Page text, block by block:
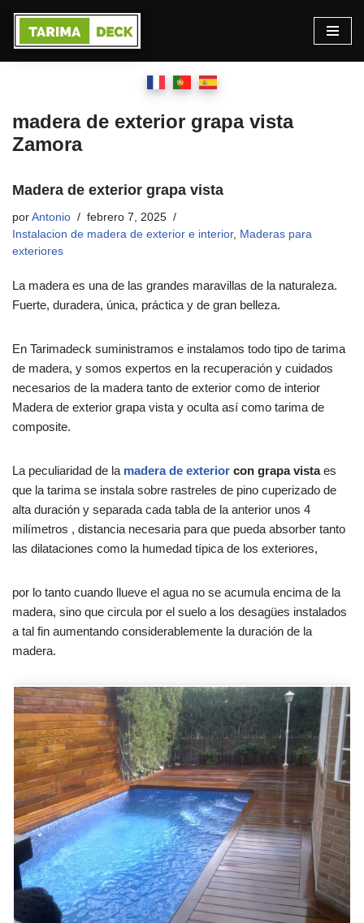
Saltar
al
madera de exterior grapa vista
Zamora
Madera de exterior grapa vista
por Antonio
febrero 7, 2025
Instalacion de madera de exterior e interior, Maderas para
exteriores
La madera es una de las grandes maravillas de la naturaleza.
Fuerte, duradera, única, práctica y de gran belleza.
En Tarimadeck suministramos e instalamos todo tipo de tarima
de madera, y somos expertos en la recuperación y cuidados
necesarios de la madera tanto de exterior como de interior
Madera de exterior grapa vista y oculta así como tarima de
composite.
La peculiaridad de la madera de exterior con grapa vistaes
que la tarima se instala sobre rastreles de pino cuperizado de
alta duración y separada cada tabla de la anterior unos 4
milímetros , distancia necesaria para que pueda absorber tanto
las dilataciones como la humedad típica de los exteriores,
por lo tanto cuando llueve el agua no se acumula encima de la
madera, sino que circula por el suelo a los desagües instalados
a tal fin aumentando considerablemente la duración de la
madera.